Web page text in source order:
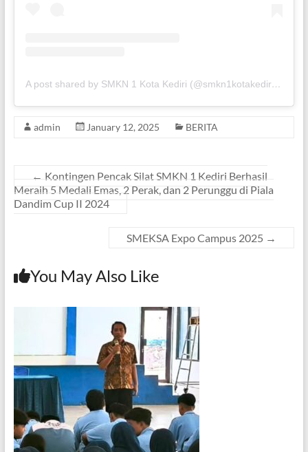
A post shared by SMKN 1 Kota Kediri (@smkn1kotakediri.official)
admin January 12, 2025 BERITA
← Kontingen Pencak Silat SMKN 1 Kediri Berhasil
Meraih 5 Medali Emas, 2 Perak, dan 2 Perunggu di Piala
Dandim Cup II 2024
SMEKSA Expo Campus 2025 →
You May Also Like